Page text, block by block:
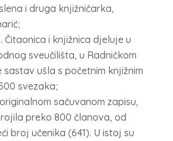
i druga knjižničarka,
Čitaonica i knjižnica djeluje u
sveučilišta, u Radničkom
sastav ušla s početnim knjižnim
svezaka;
sačuvanom zapisu,
preko 800 članova, od
broj učenika (641). U istoj su